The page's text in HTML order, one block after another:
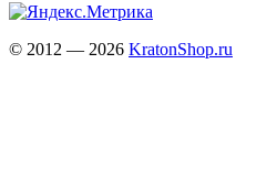
© 2012 — 2026 KratonShop.ru